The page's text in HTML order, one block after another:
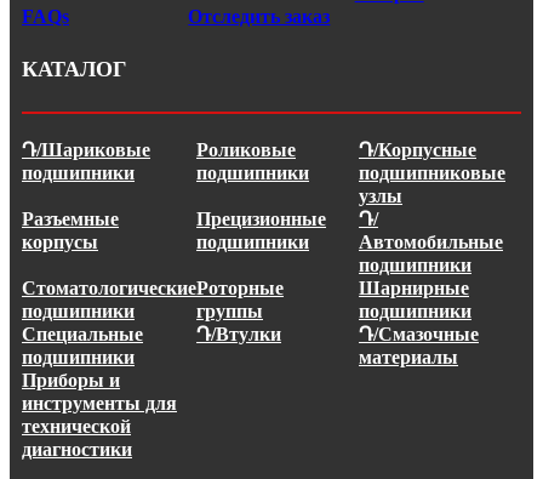
FAQs
Отследить заказ
КАТАЛОГ
Դ/Шариковые
подшипники
Роликовые
подшипники
Դ/Корпусные
подшипниковые
узлы
Разъемные
корпусы
Прецизионные
подшипники
Դ/
Автомобильные
подшипники
Стоматологические
подшипники
Роторные
группы
Шарнирные
подшипники
Специальные
подшипники
Դ/Втулки
Դ/Смазочные
материалы
Приборы и
инструменты для
технической
диагностики